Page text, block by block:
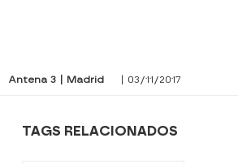
Antena 3 | Madrid | 03/11/2017
TAGS RELACIONADOS